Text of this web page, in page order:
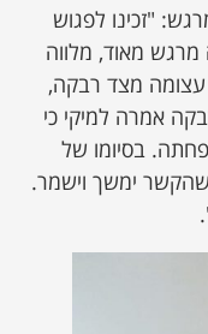
"זכינו לפגוש
מאוד, מלווה
מצד רבקה,
אמרה למיקי כי
בסיומו של
ימשך וישמר.